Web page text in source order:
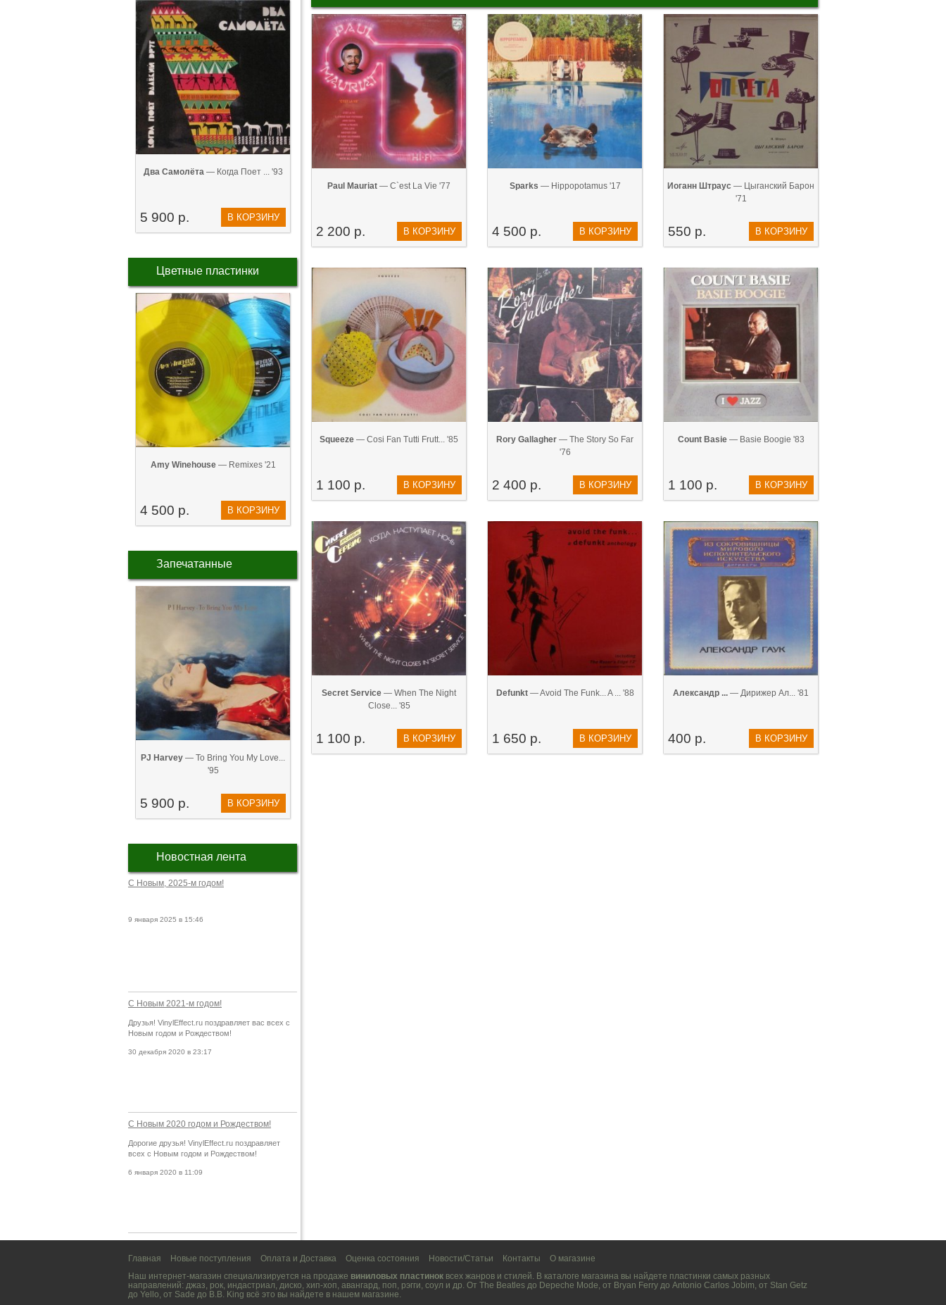
Два Самолёта— Когда Поет ... '93
5 900 р. В КОРЗИНУ
Цветные пластинки
Amy Winehouse— Remixes '21
4 500 р. В КОРЗИНУ
Запечатанные
PJ Harvey — To Bring You My Love...
'95
5 900 р. В КОРЗИНУ
Новостная лента
С Новым, 2025-м годом!
9 января 2025 в 15:46
С Новым 2021-м годом!
Друзья! VinylEffect.ru поздравляет вас всех с
Новым годом и Рождеством!
30 декабря 2020 в 23:17
С Новым 2020 годом и Рождеством!
Дорогие друзья! VinylEffect.ru поздравляет
всех с Новым годом и Рождеством!
6 января 2020 в 11:09
Paul Mauriat — C`est La Vie '77
2 200 р. В КОРЗИНУ
Sparks — Hippopotamus '17
4 500 р. В КОРЗИНУ
Иоганн Штраус — Цыганский Барон
'71
550 р. В КОРЗИНУ
Squeeze — Cosi Fan Tutti Frutt... '85
1 100 р. В КОРЗИНУ
Rory Gallagher — The Story So Far
'76
2 400 р. В КОРЗИНУ
Count Basie— Basie Boogie '83
1 100 р. В КОРЗИНУ
Secret Service — When The Night
Close... '85
1 100 р. В КОРЗИНУ
Defunkt— Avoid The Funk... A ... '88
1 650 р. В КОРЗИНУ
Александр ... — Дирижер Ал... '81
400 р. В КОРЗИНУ
Главная Новые поступления Оплата и Доставка Оценка состояния Новости/Статьи Контакты
О магазине
Наш интернет-магазин специализируется на продаже виниловых пластинок всех жанров и стилей. В каталоге магазина вы найдете пластинки самых разных
направлений: джаз, рок, индастриал, диско, хип-хоп, авангард, поп, рэгги, соул и др. От The Beatles до Depeche Mode, от Bryan Ferry до Antonio Carlos Jobim, от Stan Getz
до Yello, от Sade до B.B. King всё это вы найдете в нашем магазине.